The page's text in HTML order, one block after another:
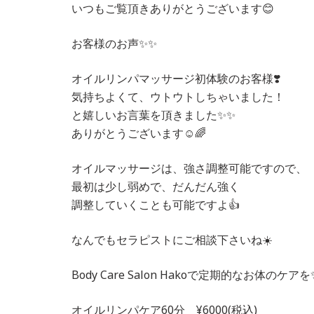
いつもご覧頂きありがとうございます😊
お客様のお声✨✨
オイルリンパマッサージ初体験のお客様❣️
気持ちよくて、ウトウトしちゃいました！
と嬉しいお言葉を頂きました✨✨
ありがとうございます☺️🌈
オイルマッサージは、強さ調整可能ですので、
最初は少し弱めで、だんだん強く
調整していくことも可能ですよ👍
なんでもセラピストにご相談下さいね☀️
Body Care Salon Hakoで定期的なお体のケアを
オイルリンパケア60分 ¥6000(税込)